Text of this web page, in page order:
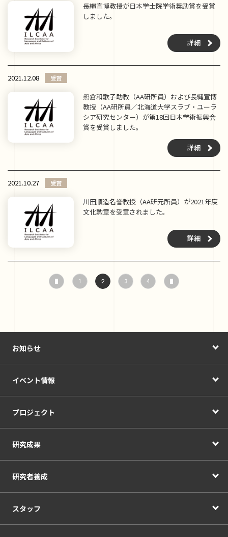
長縄宣博教授が日本学士院学術奨励賞を受賞
しました。
詳細
2021.12.08 受賞
熊倉和歌子助教（AA研所員）および長縄宣博
教授（AA研所員／北海道大学スラブ・ユーラ
シア研究センター）が第18回日本学術振興会
賞を受賞しました。
詳細
2021.10.27 受賞
川田順造名誉教授（AA研元所員）が2021年度
文化勲章を受章されました。
詳細
1 2 3 4
お知らせ
イベント情報
プロジェクト
研究成果
研究者養成
スタッフ